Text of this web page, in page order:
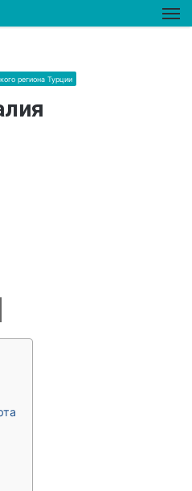
региона Турции